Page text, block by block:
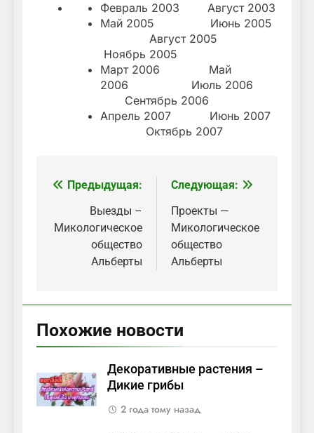
Февраль 2003 Август 2003
Май 2005 Июнь 2005
Август 2005
Ноябрь 2005
Март 2006 Май
2006 Июль 2006
Сентябрь 2006
Апрель 2007 Июнь 2007
Октябрь 2007
Навигация
записям
Предыдущая:
Выезды –
Микологическое
общество
Альберты
Следующая:
Проекты —
Микологическое
общество
Альберты
Похожие новости
Декоративные растения –
Дикие грибы
2 года тому назад